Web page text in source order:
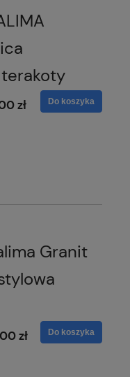
zł Do koszyka
Granit
zł Do koszyka